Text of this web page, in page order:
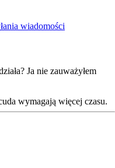
wiadomości
Ja nie zauważyłem
wymagają więcej czasu.